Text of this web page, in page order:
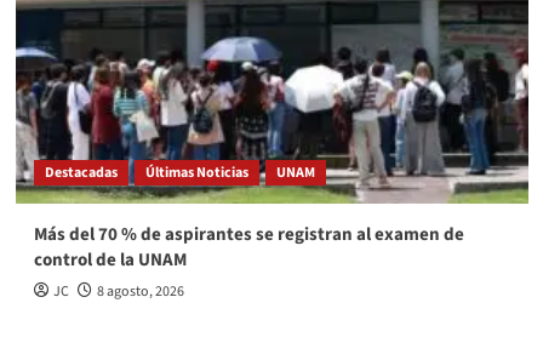
Destacadas Últimas Noticias UNAM
Más del 70 % de aspirantes se registran al examen de
control de la UNAM
JC 8 agosto, 2026